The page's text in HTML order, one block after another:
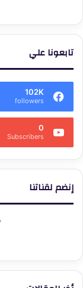
تابعونا علي
102K
followers
0
Subscribers
إنضم لقناتنا